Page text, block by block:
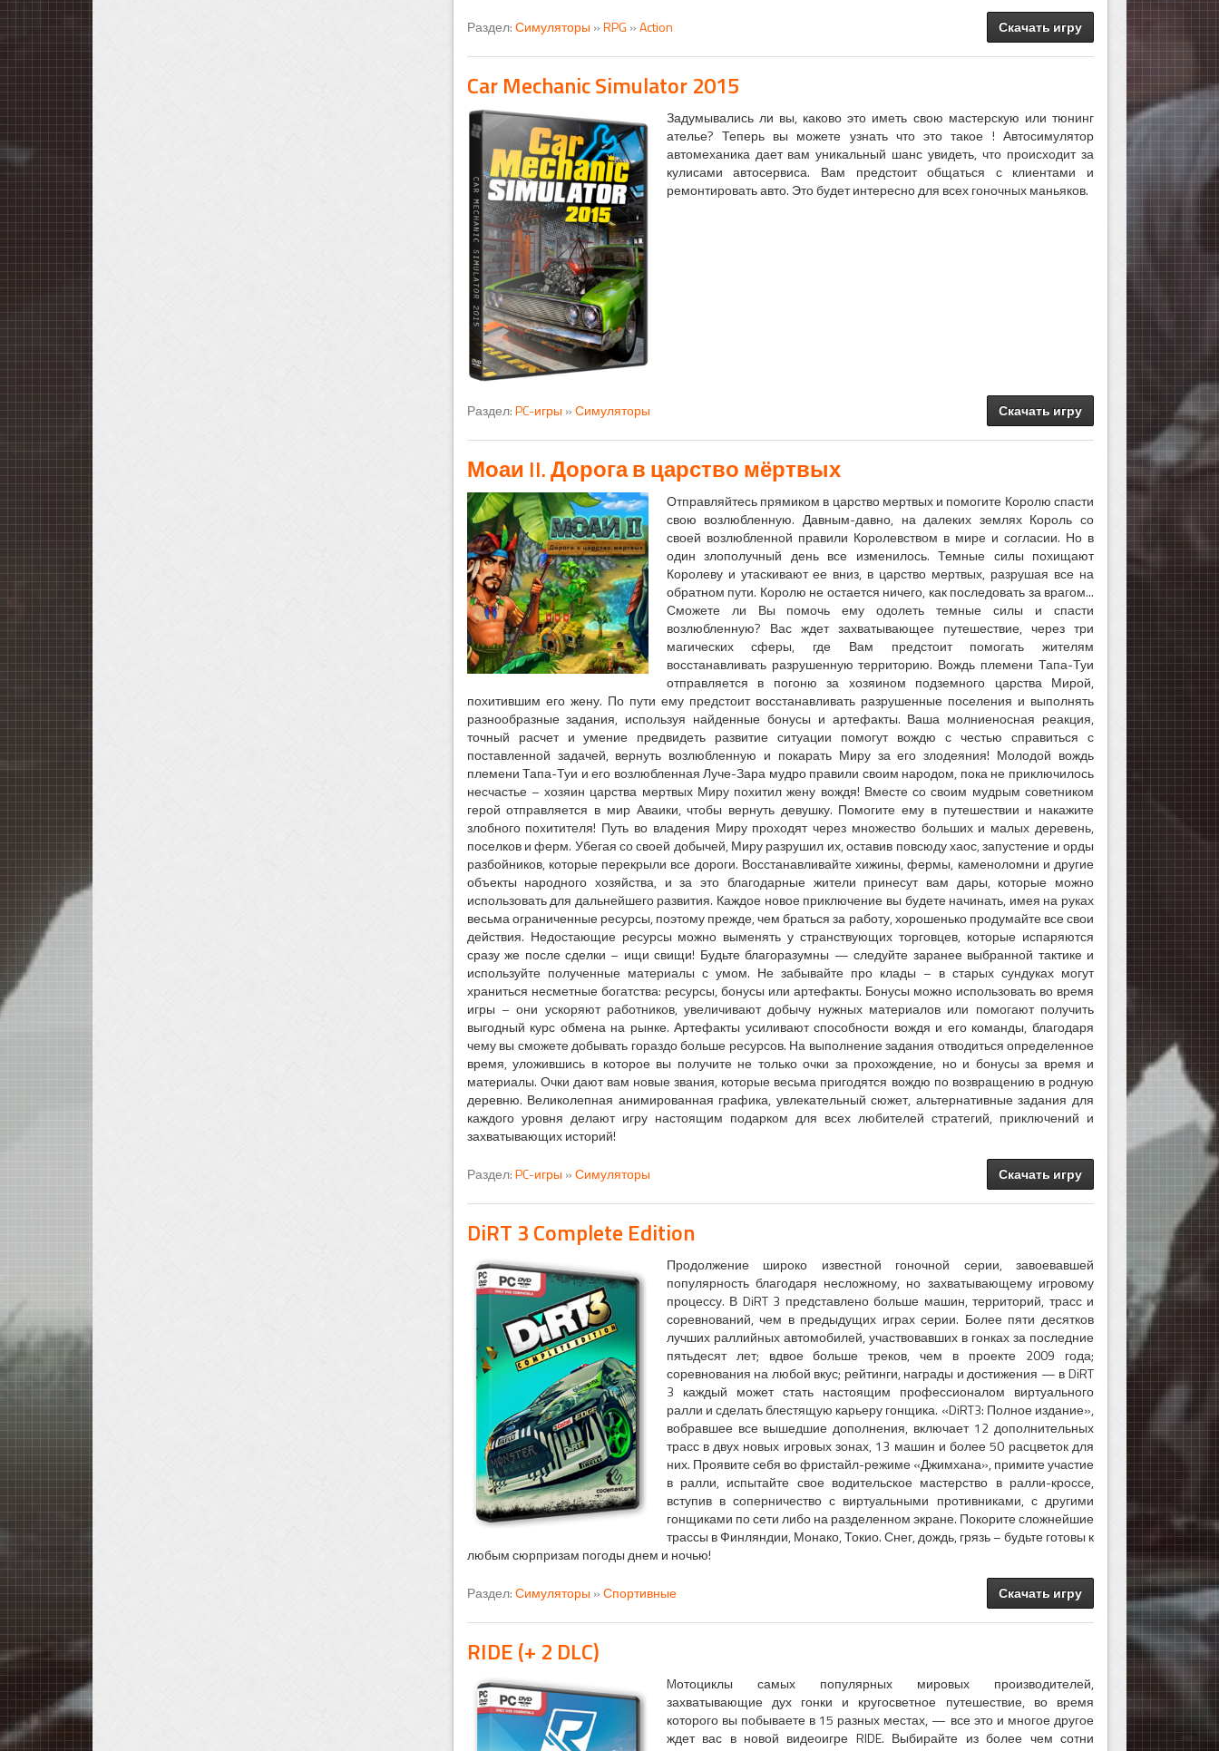
Раздел:Симуляторы»RPG »Action Скачать игру
Car Mechanic Simulator 2015
Задумывались ли вы, каково это иметь свою мастерскую или тюнинг
ателье? Теперь вы можете узнать что это такое ! Автосимулятор
автомеханика дает вам уникальный шанс увидеть, что происходит за
кулисами автосервиса. Вам предстоит общаться с клиентами и
ремонтировать авто. Это будет интересно для всех гоночных маньяков.
Раздел:PC-игры»Симуляторы Скачать игру
Моаи II. Дорога в царство мёртвых
Отправляйтесь прямиком в царство мертвых и помогите Королю спасти
свою возлюбленную. Давным-давно, на далеких землях Король со
своей возлюбленной правили Королевством в мире и согласии. Но в
один злополучный день все изменилось. Темные силы похищают
Королеву и утаскивают ее вниз, в царство мертвых, разрушая все на
обратном пути. Королю не остается ничего, как последовать за врагом...
Сможете ли Вы помочь ему одолеть темные силы и спасти
возлюбленную? Вас ждет захватывающее путешествие, через три
магических сферы, где Вам предстоит помогать жителям
восстанавливать разрушенную территорию. Вождь племени Тапа-Туи
отправляется в погоню за хозяином подземного царства Мирой,
похитившим его жену. По пути ему предстоит восстанавливать разрушенные поселения и выполнять
разнообразные задания, используя найденные бонусы и артефакты. Ваша молниеносная реакция,
точный расчет и умение предвидеть развитие ситуации помогут вождю с честью справиться с
поставленной задачей, вернуть возлюбленную и покарать Миру за его злодеяния! Молодой вождь
племени Тапа-Туи и его возлюбленная Луче-Зара мудро правили своим народом, пока не приключилось
несчастье – хозяин царства мертвых Миру похитил жену вождя! Вместе со своим мудрым советником
герой отправляется в мир Аваики, чтобы вернуть девушку. Помогите ему в путешествии и накажите
злобного похитителя! Путь во владения Миру проходят через множество больших и малых деревень,
поселков и ферм. Убегая со своей добычей, Миру разрушил их, оставив повсюду хаос, запустение и орды
разбойников, которые перекрыли все дороги. Восстанавливайте хижины, фермы, каменоломни и другие
объекты народного хозяйства, и за это благодарные жители принесут вам дары, которые можно
использовать для дальнейшего развития. Каждое новое приключение вы будете начинать, имея на руках
весьма ограниченные ресурсы, поэтому прежде, чем браться за работу, хорошенько продумайте все свои
действия. Недостающие ресурсы можно выменять у странствующих торговцев, которые испаряются
сразу же после сделки – ищи свищи! Будьте благоразумны — следуйте заранее выбранной тактике и
используйте полученные материалы с умом. Не забывайте про клады – в старых сундуках могут
храниться несметные богатства: ресурсы, бонусы или артефакты. Бонусы можно использовать во время
игры – они ускоряют работников, увеличивают добычу нужных материалов или помогают получить
выгодный курс обмена на рынке. Артефакты усиливают способности вождя и его команды, благодаря
чему вы сможете добывать гораздо больше ресурсов. На выполнение задания отводиться определенное
время, уложившись в которое вы получите не только очки за прохождение, но и бонусы за время и
материалы. Очки дают вам новые звания, которые весьма пригодятся вождю по возвращению в родную
деревню. Великолепная анимированная графика, увлекательный сюжет, альтернативные задания для
каждого уровня делают игру настоящим подарком для всех любителей стратегий, приключений и
захватывающих историй!
Раздел:PC-игры»Симуляторы Скачать игру
DiRT 3 Complete Edition
Продолжение широко известной гоночной серии, завоевавшей
популярность благодаря несложному, но захватывающему игровому
процессу. В DiRT 3 представлено больше машин, территорий, трасс и
соревнований, чем в предыдущих играх серии. Более пяти десятков
лучших раллийных автомобилей, участвовавших в гонках за последние
пятьдесят лет; вдвое больше треков, чем в проекте 2009 года;
соревнования на любой вкус; рейтинги, награды и достижения — в DiRT
3 каждый может стать настоящим профессионалом виртуального
ралли и сделать блестящую карьеру гонщика. «DiRT3: Полное издание»,
вобравшее все вышедшие дополнения, включает 12 дополнительных
трасс в двух новых игровых зонах, 13 машин и более 50 расцветок для
них. Проявите себя во фристайл-режиме «Джимхана», примите участие
в ралли, испытайте свое водительское мастерство в ралли-кроссе,
вступив в соперничество с виртуальными противниками, с другими
гонщиками по сети либо на разделенном экране. Покорите сложнейшие
трассы в Финляндии, Монако, Токио. Снег, дождь, грязь – будьте готовы к
любым сюрпризам погоды днем и ночью!
Раздел:Симуляторы»Спортивные Скачать игру
RIDE (+ 2 DLC)
Mотоциклы самых популярных мировых производителей,
захватывающие дух гонки и кругосветное путешествие, во время
которого вы побываете в 15 разных местах, — все это и многое другое
ждет вас в новой видеоигре RIDE. Выбирайте из более чем сотни